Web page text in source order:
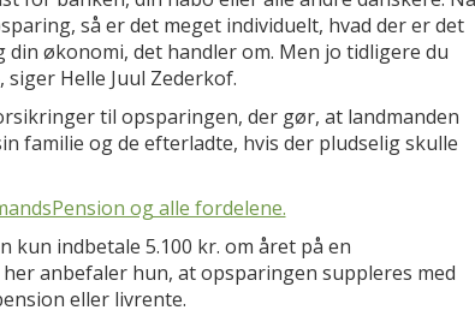
så er det meget individuelt, hvad der er det
din økonomi, det handler om. Men jo tidligere du
Helle Juul Zederkof.
til opsparingen, der gør, at landmanden
familie og de efterladte, hvis der pludselig skulle
og alle fordelene.
kun indbetale 5.100 kr. om året på en
anbefaler hun, at opsparingen suppleres med
eller livrente.